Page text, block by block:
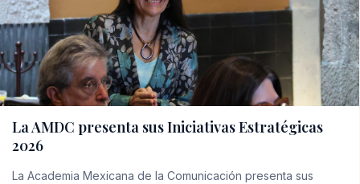
La AMDC presenta sus Iniciativas Estratégicas
2026
La Academia Mexicana de la Comunicación presenta sus